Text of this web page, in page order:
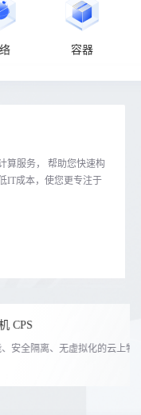
容器
算服务， 帮助您快速构
IT成本，使您更专注于
设备